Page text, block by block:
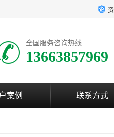
全国服务咨询热线:
13663857969
案例 联系方式